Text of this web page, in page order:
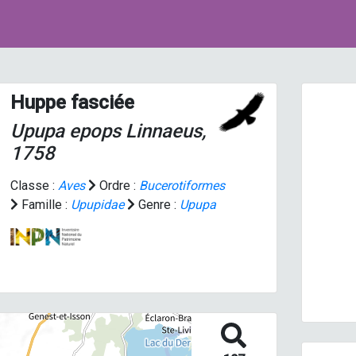
Huppe fasciée
Upupa epopsLinnaeus,
1758
Classe : Aves Ordre : Bucerotiformes
Famille : Upupidae Genre : Upupa